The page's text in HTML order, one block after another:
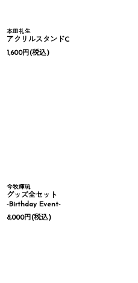
本田礼生
アクリルスタンドC
1,600円(税込)
今牧輝琉
グッズ全セット
-Birthday Event-
8,000円(税込)